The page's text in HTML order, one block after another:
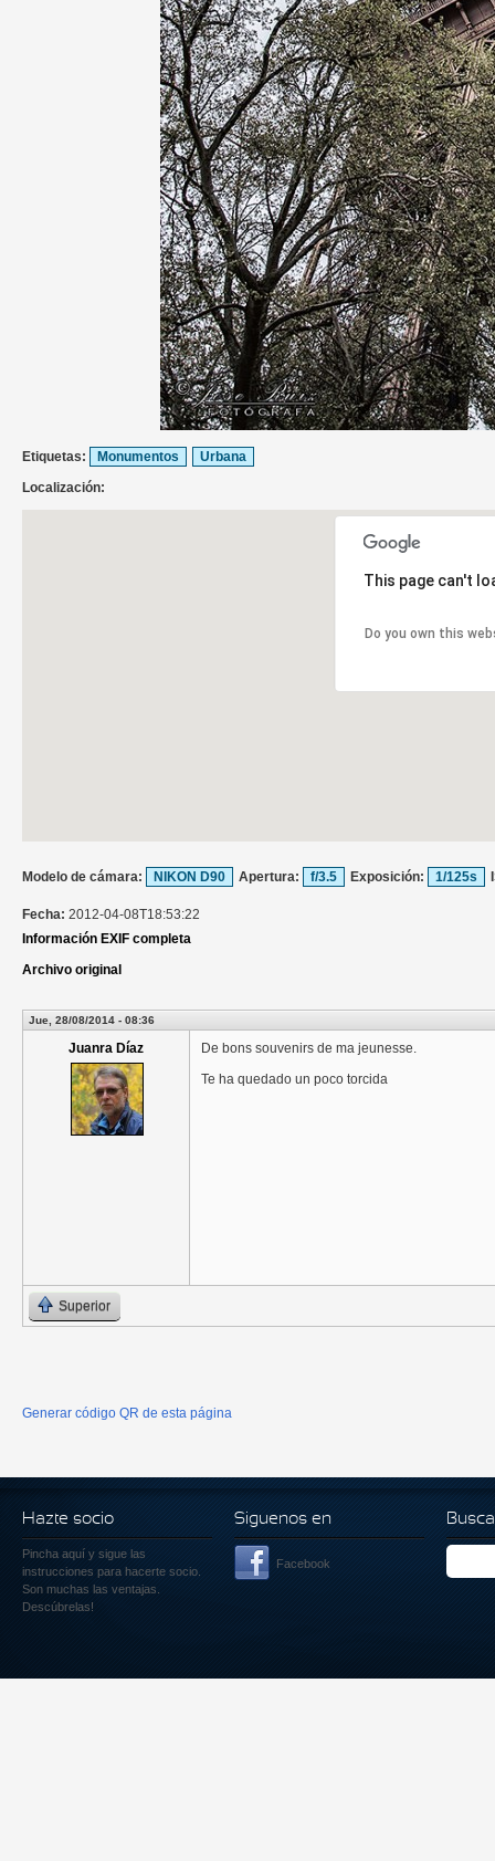
Etiquetas: Monumentos
Urbana
Localización:
This page can't
Do you own this
Modelo de cámara: NIKON D90 Apertura: f/3.5 Exposición: 1/125s
Fecha: 2012-04-08T18:53:22
Información EXIF completa
Archivo original
Jue, 28/08/2014 - 08:36
Juanra Díaz
De bons souvenirs de ma jeunesse.
Te ha quedado un poco torcida
Superior
Generar código QR de esta página
Hazte socio
Pincha aquí y sigue las
instrucciones para hacerte socio.
Son muchas las ventajas.
Descúbrelas!
Siguenos en
Facebook